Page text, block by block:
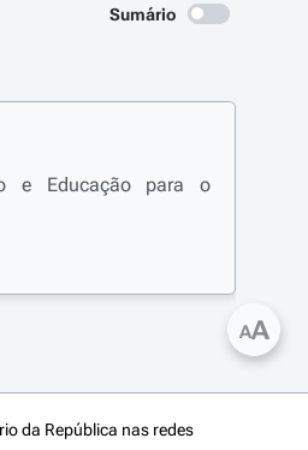
Sumário
e Educação para o
AA
da República nas redes